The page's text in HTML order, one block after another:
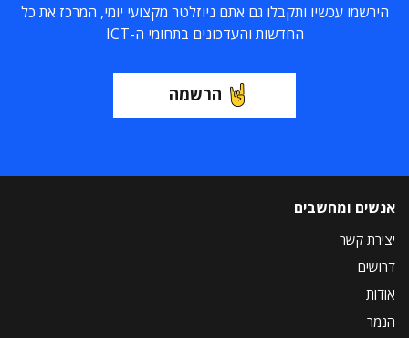
הירשמו עכשיו ותקבלו גם אתם ניוזלטר מקצועי יומי, המרכז את כל
החדשות והעדכונים בתחומי ה-ICT
הרשמה
אנשים ומחשבים
יצירת קשר
דרושים
אודות
הנמר